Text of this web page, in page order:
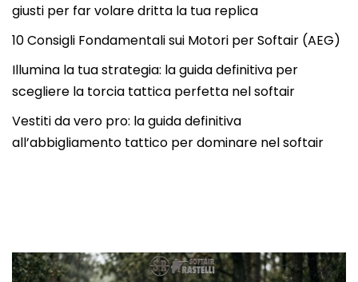
giusti per far volare dritta la tua replica
10 Consigli Fondamentali sui Motori per Softair (AEG)
Illumina la tua strategia: la guida definitiva per
scegliere la torcia tattica perfetta nel softair
Vestiti da vero pro: la guida definitiva
all’abbigliamento tattico per dominare nel softair